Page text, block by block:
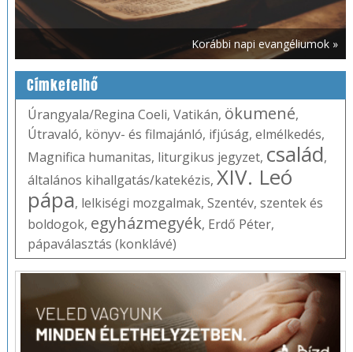
Korábbi napi evangéliumok »
Címkefelhő
Úrangyala/Regina Coeli, Vatikán, ökumené,
Útravaló, könyv- és filmajánló, ifjúság, elmélkedés,
Magnifica humanitas, liturgikus jegyzet, család,
általános kihallgatás/katekézis, XIV. Leó
pápa, lelkiségi mozgalmak, Szentév, szentek és
boldogok, egyházmegyék, Erdő Péter,
pápaválasztás (konklávé)